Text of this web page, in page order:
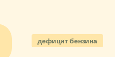
дефицит бензина